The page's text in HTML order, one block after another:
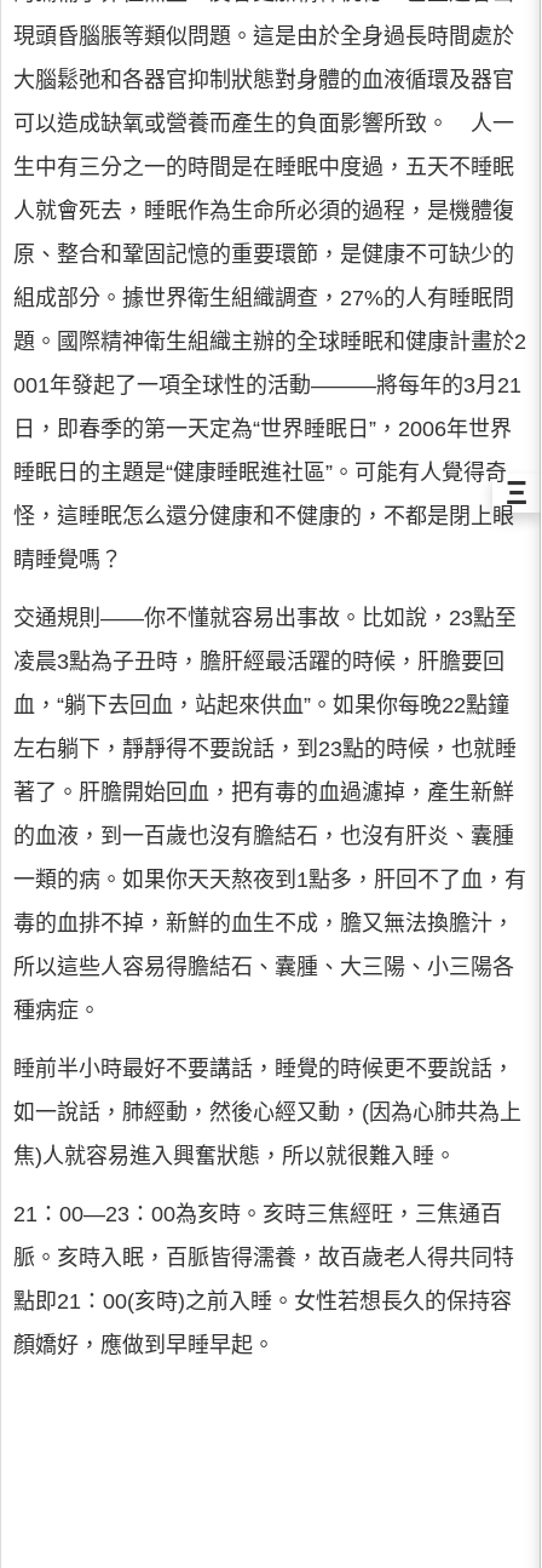
現頭昏腦脹等類似問題。這是由於全身過長時間處於
大腦鬆弛和各器官抑制狀態對身體的血液循環及器官
可以造成缺氧或營養而產生的負面影響所致。 人一
生中有三分之一的時間是在睡眠中度過，五天不睡眠
人就會死去，睡眠作為生命所必須的過程，是機體復
原、整合和鞏固記憶的重要環節，是健康不可缺少的
組成部分。據世界衛生組織調查，27%的人有睡眠問
題。國際精神衛生組織主辦的全球睡眠和健康計畫於2
001年發起了一項全球性的活動———將每年的3月21
日，即春季的第一天定為“世界睡眠日”，2006年世界
睡眠日的主題是“健康睡眠進社區”。可能有人覺得奇
怪，這睡眠怎么還分健康和不健康的，不都是閉上眼
睛睡覺嗎？
交通規則——你不懂就容易出事故。比如說，23點至
凌晨3點為子丑時，膽肝經最活躍的時候，肝膽要回
血，“躺下去回血，站起來供血”。如果你每晚22點鐘
左右躺下，靜靜得不要說話，到23點的時候，也就睡
著了。肝膽開始回血，把有毒的血過濾掉，產生新鮮
的血液，到一百歲也沒有膽結石，也沒有肝炎、囊腫
一類的病。如果你天天熬夜到1點多，肝回不了血，有
毒的血排不掉，新鮮的血生不成，膽又無法換膽汁，
所以這些人容易得膽結石、囊腫、大三陽、小三陽各
種病症。
睡前半小時最好不要講話，睡覺的時候更不要說話，
如一說話，肺經動，然後心經又動，(因為心肺共為上
焦)人就容易進入興奮狀態，所以就很難入睡。
21：00—23：00為亥時。亥時三焦經旺，三焦通百
脈。亥時入眠，百脈皆得濡養，故百歲老人得共同特
點即21：00(亥時)之前入睡。女性若想長久的保持容
顏嬌好，應做到早睡早起。
Ξ